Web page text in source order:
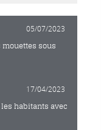
05/07/2023
mouettes sous
17/04/2023
habitants avec